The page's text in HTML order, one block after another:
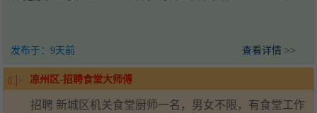
发布于： 9天前 查看详情 >>
凉州区-招聘食堂大师傅
招聘 新城区机关食堂厨师一名，男女不限，有食堂工作